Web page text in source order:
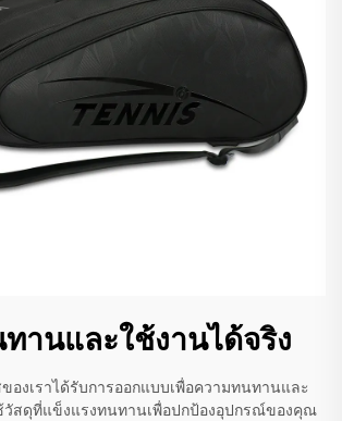
านและใช้งานได้จริง
องเราได้รับการออกแบบเพื่อความทนทานและ
วัสดุที่แข็งแรงทนทานเพื่อปกป้องอุปกรณ์ของคุณ